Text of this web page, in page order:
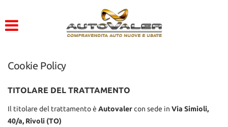
ACQUISTIAMO USATO
ASSISTENZA
Cookie Policy
TITOLARE DEL TRATTAMENTO
Il titolare del trattamento è Autovalercon sede in Via Simioli,
40/a, Rivoli (TO)
tue
seguente
ti
consente